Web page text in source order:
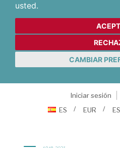
usted.
CAMBIAR
Iniciar sesión
ES
EUR